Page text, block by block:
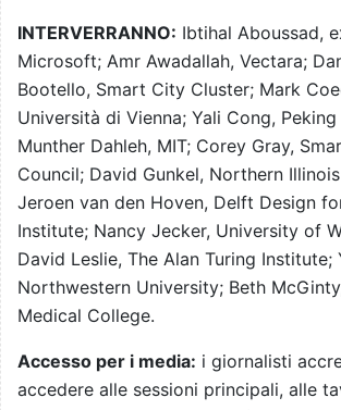
INTERVERRANNO: Ibtihal Aboussad,
Microsoft; Amr Awadallah, Vectara;
Bootello, Smart City Cluster; Mark
Università di Vienna; Yali Cong,
Munther Dahleh, MIT; Corey Gray,
Council; David Gunkel, Northern
Jeroen van den Hoven, Delft Design
Institute; Nancy Jecker, University of
David Leslie, The Alan Turing Institute;
Northwestern University; Beth
Medical College.
Accesso per i media: i giornalisti
accedere alle sessioni principali, alle